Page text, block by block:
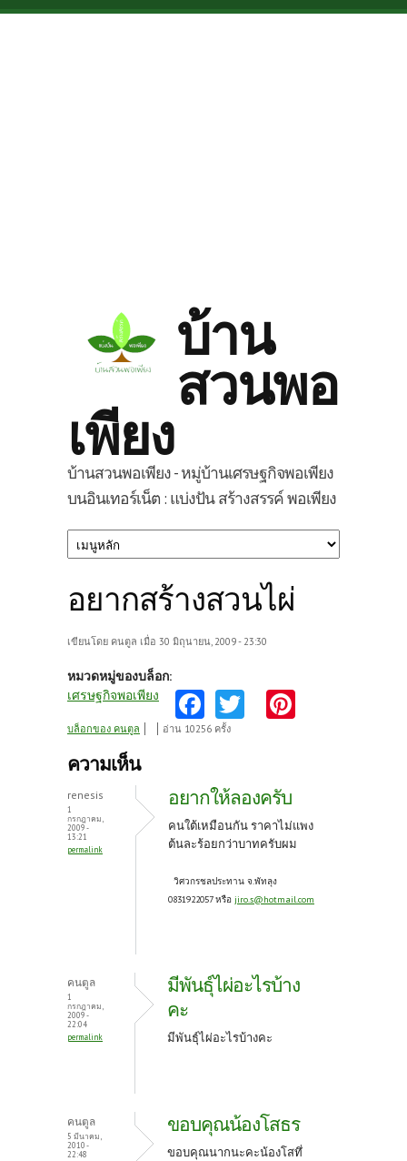
Skip to main content
บ้าน
สวนพอ
เพียง
บ้านสวนพอเพียง - หมู่บ้านเศรษฐกิจพอเพียง
บนอินเทอร์เน็ต : แบ่งปัน สร้างสรรค์ พอเพียง
อยากสร้างสวนไผ่
เขียนโดย คนตูล เมื่อ 30 มิถุนายน, 2009 - 23:30
หมวดหมู่ของบล็อก:
เศรษฐกิจพอเพียง
Fa
ce
o
o
k
er
t
บล็อกของ คนตูล อ่าน 10256 ครั้ง
ความเห็น
renesis
1
กรกฎาคม,
2009 -
13:21
permalink
อยากให้ลองครับ
คนใต้เหมือนกัน ราคาไม่แพง
ต้นละร้อยกว่าบาทครับผม
วิศวกรชลประทาน จ.พัทลุง
0831922057 หรือ jiro.s@hotmail.com
คนตูล
1
กรกฎาคม,
2009 -
22:04
permalink
มีพันธุ์ไผ่อะไรบ้าง
คะ
มีพันธุ์ไผ่อะไรบ้างคะ
คนตูล
5 มีนาคม,
2010 -
22:48
ขอบคุณน้องโสธร
ขอบคุณนากนะคะน้องโสทึ่